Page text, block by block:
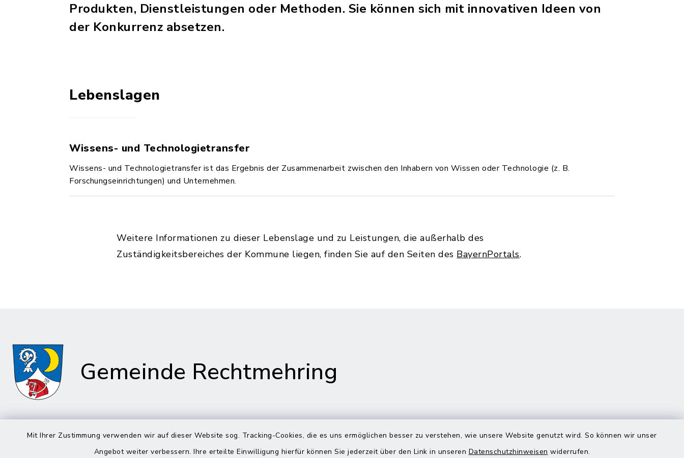
Mit Ihrer Zustimmung verwenden wir auf dieser Website sog. Tracking-Cookies, die es uns ermöglichen besser zu verstehen, wie unsere Website genutzt wird. So können wir unser
Angebot weiter verbessern. Ihre erteilte Einwilligung hierfür können Sie jederzeit über den Link in unseren Datenschutzhinweisen widerrufen.
Produkten, Dienstleistungen oder Methoden. Sie können sich mit innovativen Ideen von
der Konkurrenz absetzen.
Lebenslagen
Wissens- und Technologietransfer
Wissens- und Technologietransfer ist das Ergebnis der Zusammenarbeit zwischen den Inhabern von Wissen oder Technologie (z. B.
Forschungseinrichtungen) und Unternehmen.
Weitere Informationen zu dieser Lebenslage und zu Leistungen, die außerhalb des
Zuständigkeitsbereiches der Kommune liegen, finden Sie auf den Seiten des BayernPortals.
Gemeinde Rechtmehring
Rathaus in
Rechtmehring
Rathaus in Maitenbeth Öffnungszeiten
Rathäuser
Quicklinks